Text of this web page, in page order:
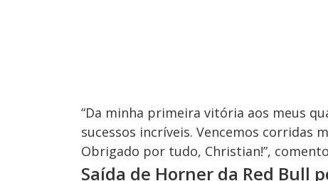
“Da minha primeira vitória aos meus
sucessos incríveis. Vencemos corridas
Obrigado por tudo, Christian!”,
Saída de Horner da Red Bull